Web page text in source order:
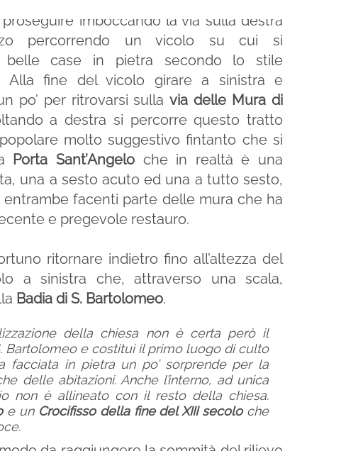
imboccando la via sulla destra
percorrendo un vicolo su cui si
belle case in pietra secondo lo stile
Alla fine del vicolo girare a sinistra e
po’ per ritrovarsi sullavia delle Mura di
a destra si percorre questo tratto
molto suggestivo fintanto che si
Porta Sant’Angeloche in realtà è una
una a sesto acuto ed una a tutto sesto,
facenti parte delle mura che ha
e pregevole restauro.
ritornare indietro fino all’altezza del
a sinistra che, attraverso una scala,
Badia di S. Bartolomeo.
della chiesa non è certa però il
Bartolomeo e costituì il primo luogo di culto
facciata in pietra un po’ sorprende per la
delle abitazioni. Anche l’interno, ad unica
non è allineato con il resto della chiesa.
e un Crocifisso della fine del XIII secoloche